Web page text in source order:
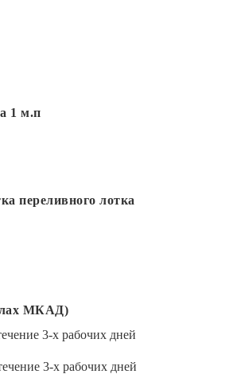
1 м.п
переливного лотка
МКАД)
3-х рабочих дней
3-х рабочих дней